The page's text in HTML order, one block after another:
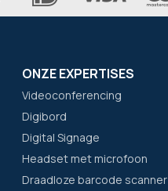
ONZE EXPERTISES
Videoconferencing
Digibord
Digital Signage
Headset met microfoon
Draadloze barcode scanner